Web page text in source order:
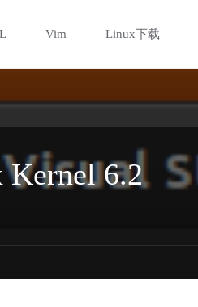
Vim Linux下载
6.2